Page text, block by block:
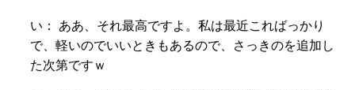
い： ああ、それ最高ですよ。私は最近こればっかり
で、軽いのでいいときもあるので、さっきのを追加し
た次第ですｗ